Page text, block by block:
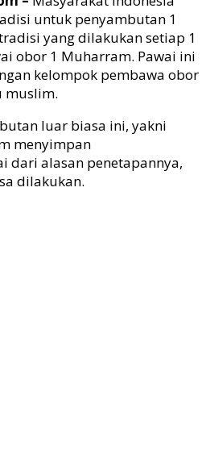
untuk penyambutan 1
yang dilakukan setiap 1
obor 1 Muharram. Pawai ini
kelompok pembawa obor
muslim.
luar biasa ini, yakni
menyimpan
dari alasan penetapannya,
dilakukan.